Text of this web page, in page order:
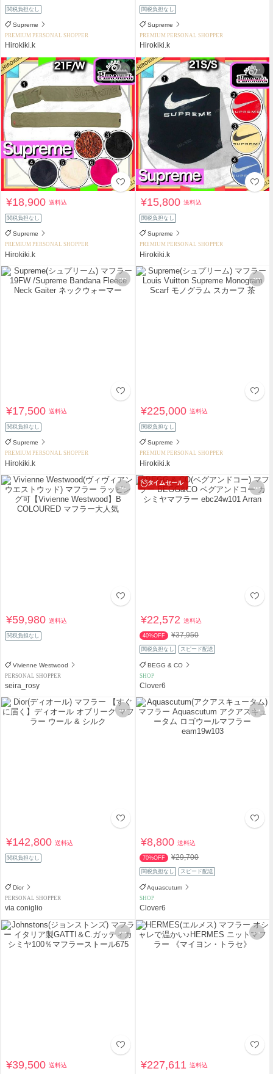
関税負担なし
Supreme
PREMIUM PERSONAL SHOPPER
Hirokiki.k
関税負担なし
Supreme
PREMIUM PERSONAL SHOPPER
Hirokiki.k
¥18,900送料込
関税負担なし
Supreme
PREMIUM PERSONAL SHOPPER
Hirokiki.k
¥15,800送料込
関税負担なし
Supreme
PREMIUM PERSONAL SHOPPER
Hirokiki.k
¥17,500送料込
関税負担なし
Supreme
PREMIUM PERSONAL SHOPPER
Hirokiki.k
¥225,000送料込
関税負担なし
Supreme
PREMIUM PERSONAL SHOPPER
Hirokiki.k
¥59,980送料込
関税負担なし
Vivienne Westwood
PERSONAL SHOPPER
seira_rosy
タイムセール
¥22,572送料込
40%OFF ¥37,950
関税負担なし スピード配送
BEGG & CO
SHOP
Clover6
¥142,800送料込
関税負担なし
Dior
PERSONAL SHOPPER
via coniglio
¥8,800送料込
70%OFF ¥29,700
関税負担なし スピード配送
Aquascutum
SHOP
Clover6
¥39,500送料込 ¥227,611送料込